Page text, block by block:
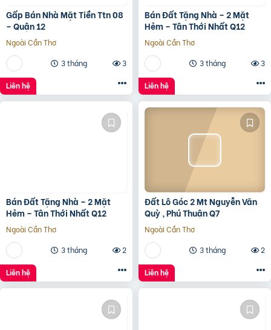
Gấp Bán Nhà Mặt Tiền Ttn 08
– Quận 12
Ngoài Cần Thơ
3 tháng
3
Liên hệ
Bán Đất Tặng Nhà – 2 Mặt
Hẻm – Tân Thới Nhất Q12
Ngoài Cần Thơ
3 tháng
3
Liên hệ
Bán Đất Tặng Nhà – 2 Mặt
Hẻm – Tân Thới Nhất Q12
Ngoài Cần Thơ
3 tháng
2
Liên hệ
Đất Lô Góc 2 Mt Nguyễn Văn
Quỳ , Phú Thuận Q7
Ngoài Cần Thơ
3 tháng
2
Liên hệ